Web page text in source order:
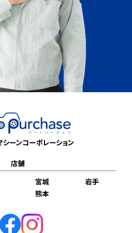
ーンコーポレーション
店舗
宮城
岩手
熊本